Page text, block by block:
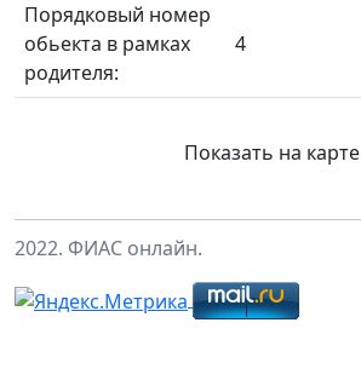
Порядковый номер
обьекта в рамках
родителя:
4
Показать на карте
2022. ФИАС онлайн.